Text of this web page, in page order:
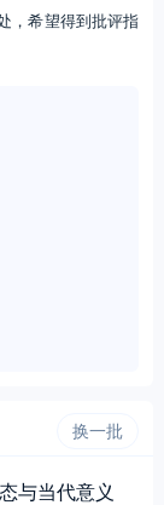
，希望得到批评指
换一批
与当代意义